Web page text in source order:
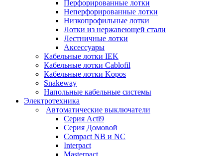
Перфорированные лотки
Неперфорированные лотки
Низкопрофильные лотки
Лотки из нержавеющей стали
Лестничные лотки
Аксессуары
Кабельные лотки IEK
Кабельные лотки Cablofil
Кабельные лотки Kopos
Snakeway
Напольные кабельные системы
Электротехника
Автоматические выключатели
Серия Acti9
Серия Домовой
Compact NB и NC
Interpact
Masterpact